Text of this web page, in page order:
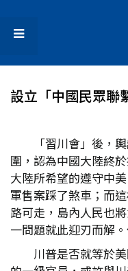
設立「中國民眾
「習川會」後，
圍，認為中國大陸終
大陸所希望的遵守中
軍售案踩了煞車；而
路可走，島內人民也
一問題就此迎刃而解
川普是否就等於